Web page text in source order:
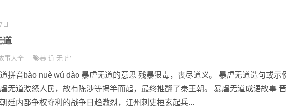
日
道
事大全 暴 道 无 虐
拼音bào nuè wú dào 暴虐无道的意思 残暴狠毒，丧尽道义。 暴虐无道造句或示
无道激怒人民，故有陈涉等揭竿而起，最终推翻了秦王朝。 暴虐无道成语故事
廷内部争权夺利的战争日趋激烈，江州刺史桓玄起兵...